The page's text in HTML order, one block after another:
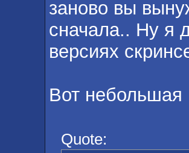
заново вы
сначала.. Ну я
версиях
Вот небольшая
Quote: